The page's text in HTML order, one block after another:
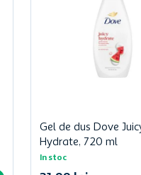
Gel de dus Dove
Hydrate, 720 ml
In stoc